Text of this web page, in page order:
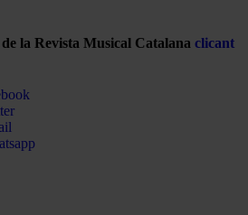
la Revista Musical Catalana clicant